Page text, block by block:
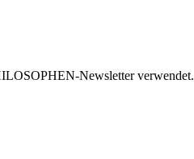
Newsletter verwendet.